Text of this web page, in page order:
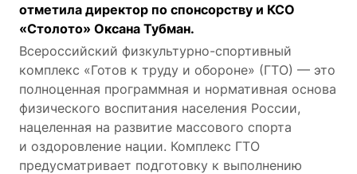
отметила директор по спонсорству и КСО
«Столото» Оксана Тубман.
Всероссийский физкультурно-спортивный
комплекс «Готов к труду и обороне» (ГТО) — это
полноценная программная и нормативная основа
физического воспитания населения России,
нацеленная на развитие массового спорта
и оздоровление нации. Комплекс ГТО
предусматривает подготовку к выполнению